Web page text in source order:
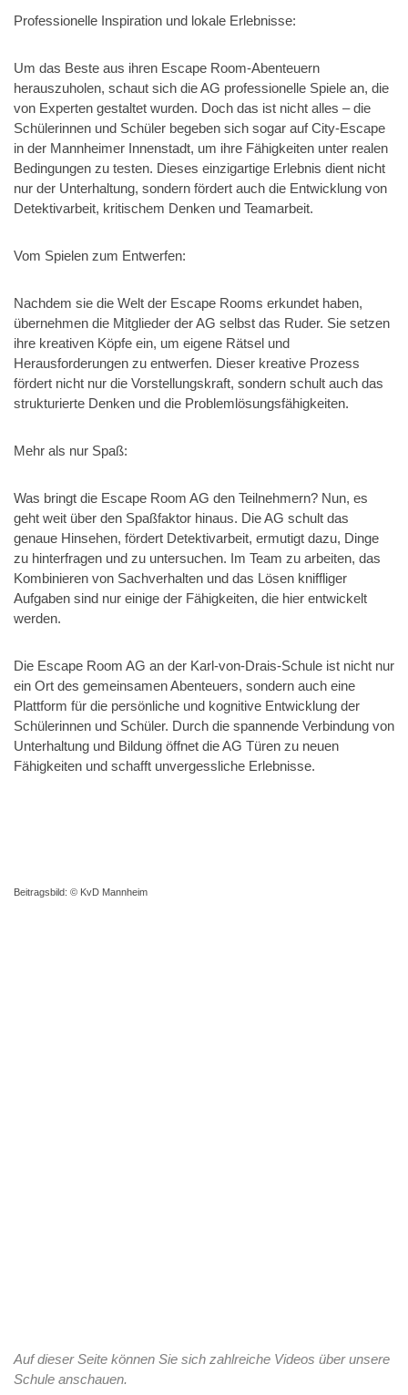
Professionelle Inspiration und lokale Erlebnisse:
Um das Beste aus ihren Escape Room-Abenteuern
herauszuholen, schaut sich die AG professionelle Spiele an, die
von Experten gestaltet wurden. Doch das ist nicht alles – die
Schülerinnen und Schüler begeben sich sogar auf City-Escape
in der Mannheimer Innenstadt, um ihre Fähigkeiten unter realen
Bedingungen zu testen. Dieses einzigartige Erlebnis dient nicht
nur der Unterhaltung, sondern fördert auch die Entwicklung von
Detektivarbeit, kritischem Denken und Teamarbeit.
Vom Spielen zum Entwerfen:
Nachdem sie die Welt der Escape Rooms erkundet haben,
übernehmen die Mitglieder der AG selbst das Ruder. Sie setzen
ihre kreativen Köpfe ein, um eigene Rätsel und
Herausforderungen zu entwerfen. Dieser kreative Prozess
fördert nicht nur die Vorstellungskraft, sondern schult auch das
strukturierte Denken und die Problemlösungsfähigkeiten.
Mehr als nur Spaß:
Was bringt die Escape Room AG den Teilnehmern? Nun, es
geht weit über den Spaßfaktor hinaus. Die AG schult das
genaue Hinsehen, fördert Detektivarbeit, ermutigt dazu, Dinge
zu hinterfragen und zu untersuchen. Im Team zu arbeiten, das
Kombinieren von Sachverhalten und das Lösen kniffliger
Aufgaben sind nur einige der Fähigkeiten, die hier entwickelt
werden.
Die Escape Room AG an der Karl-von-Drais-Schule ist nicht nur
ein Ort des gemeinsamen Abenteuers, sondern auch eine
Plattform für die persönliche und kognitive Entwicklung der
Schülerinnen und Schüler. Durch die spannende Verbindung von
Unterhaltung und Bildung öffnet die AG Türen zu neuen
Fähigkeiten und schafft unvergessliche Erlebnisse.
Beitragsbild: © KvD Mannheim
Auf dieser Seite können Sie sich zahlreiche Videos über unsere
Schule anschauen.